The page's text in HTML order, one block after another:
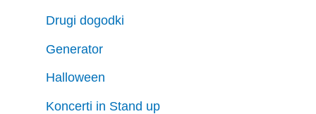
Drugi dogodki
Generator
Halloween
Koncerti in Stand up